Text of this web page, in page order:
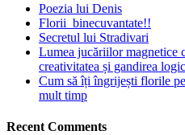
Poezia lui Denis
Florii binecuvantate!!
Secretul lui Stradivari
Lumea jucăriilor magnetice
creativitatea și gandirea
Cum să îți îngrijești florile
mult timp
Recent Comments